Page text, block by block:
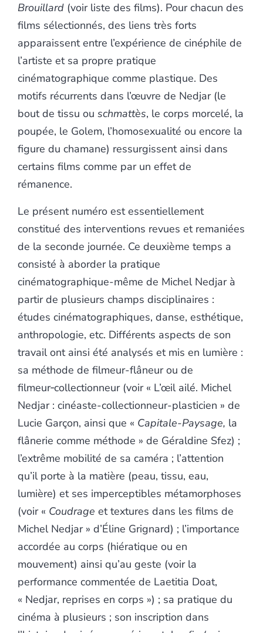
Brouillard (voir liste des films). Pour chacun des
films sélectionnés, des liens très forts
apparaissent entre l’expérience de cinéphile de
l’artiste et sa propre pratique
cinématographique comme plastique. Des
motifs récurrents dans l’œuvre de Nedjar (le
bout de tissu ou schmattès, le corps morcelé, la
poupée, le Golem, l’homosexualité ou encore la
figure du chamane) ressurgissent ainsi dans
certains films comme par un effet de
rémanence.
Le présent numéro est essentiellement
constitué des interventions revues et remaniées
de la seconde journée. Ce deuxième temps a
consisté à aborder la pratique
cinématographique-même de Michel Nedjar à
partir de plusieurs champs disciplinaires :
études cinématographiques, danse, esthétique,
anthropologie, etc. Différents aspects de son
travail ont ainsi été analysés et mis en lumière :
sa méthode de filmeur-flâneur ou de
filmeur‑collectionneur (voir « L’œil ailé. Michel
Nedjar : cinéaste-collectionneur-plasticien » de
Lucie Garçon, ainsi que « Capitale-Paysage, la
flânerie comme méthode » de Géraldine Sfez) ;
l’extrême mobilité de sa caméra ; l’attention
qu’il porte à la matière (peau, tissu, eau,
lumière) et ses imperceptibles métamorphoses
(voir « Coudrage et textures dans les films de
Michel Nedjar » d’Éline Grignard) ; l’importance
accordée au corps (hiératique ou en
mouvement) ainsi qu’au geste (voir la
performance commentée de Laetitia Doat,
« Nedjar, reprises en corps ») ; sa pratique du
cinéma à plusieurs ; son inscription dans